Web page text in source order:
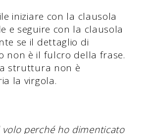
iniziare con la clausola
e seguire con la clausola
se il dettaglio di
non è il fulcro della frase.
struttura non è
la virgola.
perché ho dimenticato